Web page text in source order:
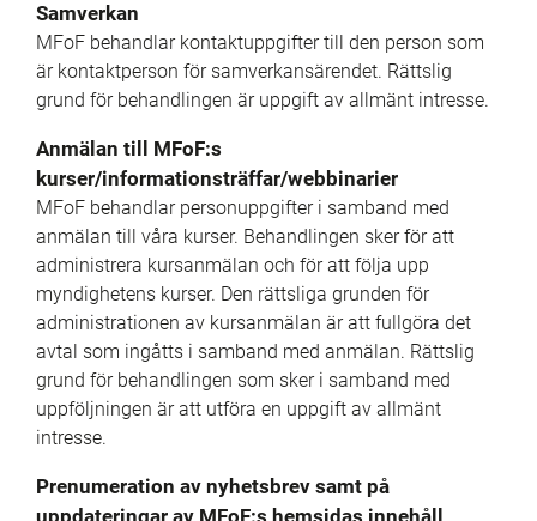
Samverkan
MFoF behandlar kontaktuppgifter till den person som
är kontaktperson för samverkansärendet. Rättslig
grund för behandlingen är uppgift av allmänt intresse.
Anmälan till MFoF:s
kurser/informationsträffar/webbinarier
MFoF behandlar personuppgifter i samband med
anmälan till våra kurser. Behandlingen sker för att
administrera kursanmälan och för att följa upp
myndighetens kurser. Den rättsliga grunden för
administrationen av kursanmälan är att fullgöra det
avtal som ingåtts i samband med anmälan. Rättslig
grund för behandlingen som sker i samband med
uppföljningen är att utföra en uppgift av allmänt
intresse.
Prenumeration av nyhetsbrev samt på